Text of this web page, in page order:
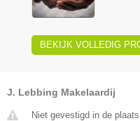
BEKIJK VOLLEDIG
J. Lebbing Makelaardij
Niet gevestigd in de